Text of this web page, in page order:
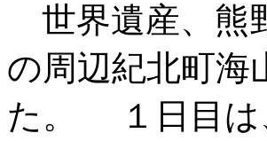
世界遺産、熊
の周辺紀北町海
た。 １日目は